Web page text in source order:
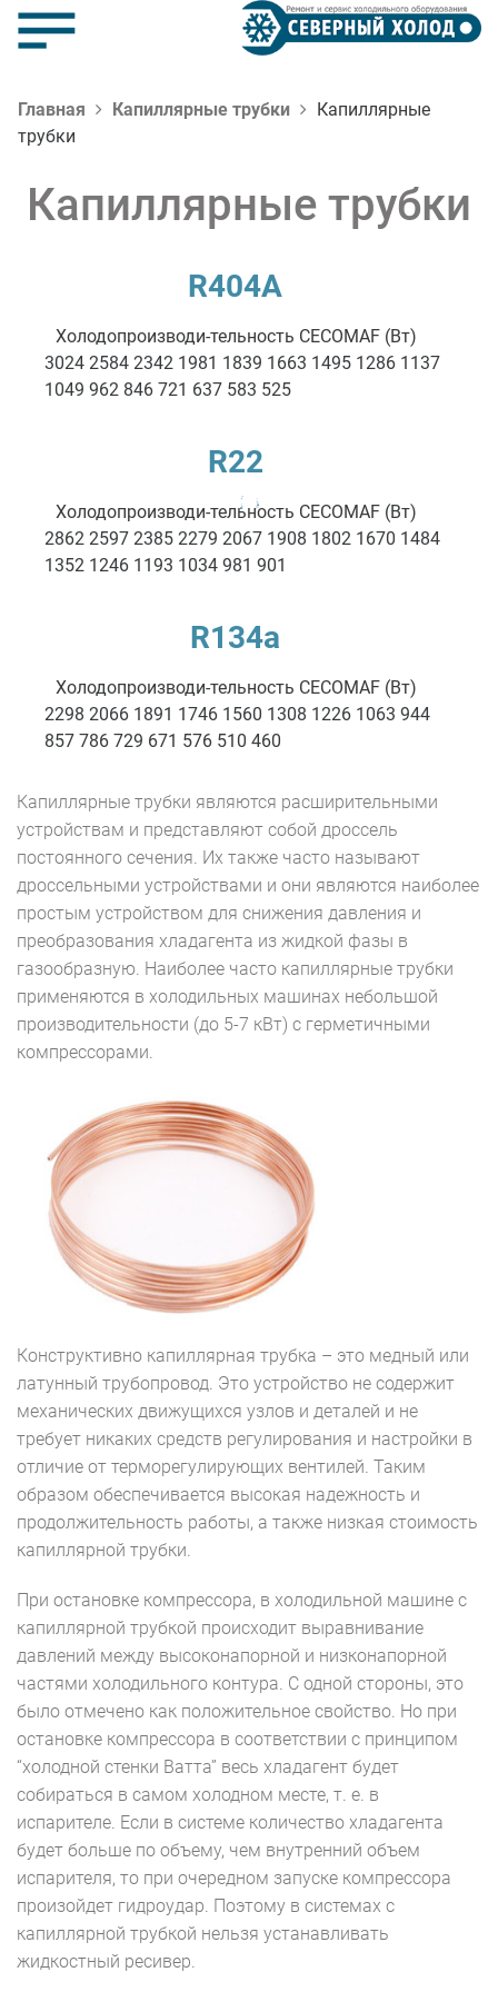
Главная Капиллярные трубки
Капиллярные
трубки
Капиллярные трубки
R404A
Холодопроизводи-тельность CECOMAF (Вт)
3024 2584 2342 1981 1839 1663 1495 1286 1137
1049 962 846 721 637 583 525
R22
Холодопроизводи-тельность CECOMAF (Вт)
2862 2597 2385 2279 2067 1908 1802 1670 1484
1352 1246 1193 1034 981 901
R134a
Холодопроизводи-тельность CECOMAF (Вт)
2298 2066 1891 1746 1560 1308 1226 1063 944
857 786 729 671 576 510 460
Капиллярные трубки являются расширительными
устройствам и представляют собой дроссель
постоянного сечения. Их также часто называют
дроссельными устройствами и они являются наиболее
простым устройством для снижения давления и
преобразования хладагента из жидкой фазы в
газообразную. Наиболее часто капиллярные трубки
применяются в холодильных машинах небольшой
производительности (до 5-7 кВт) с герметичными
компрессорами.
Конструктивно капиллярная трубка – это медный или
латунный трубопровод. Это устройство не содержит
механических движущихся узлов и деталей и не
требует никаких средств регулирования и настройки в
отличие от терморегулирующих вентилей. Таким
образом обеспечивается высокая надежность и
продолжительность работы, а также низкая стоимость
капиллярной трубки.
При остановке компрессора, в холодильной машине с
капиллярной трубкой происходит выравнивание
давлений между высоконапорной и низконапорной
частями холодильного контура. С одной стороны, это
было отмечено как положительное свойство. Но при
остановке компрессора в соответствии с принципом
“холодной стенки Ватта” весь хладагент будет
собираться в самом холодном месте, т. е. в
испарителе. Если в системе количество хладагента
будет больше по объему, чем внутренний объем
испарителя, то при очередном запуске компрессора
произойдет гидроудар. Поэтому в системах с
капиллярной трубкой нельзя устанавливать
жидкостный ресивер.